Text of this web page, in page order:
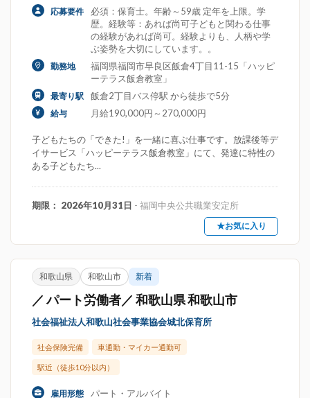
応募要件
必須：保育士。年齢～59歳 定年を上限。学
歴。経験等：あれば尚可子どもと関わる仕事
の経験があれば尚可。経験よりも、人柄や学
ぶ姿勢を大切にしています。。
勤務地
福岡県福岡市早良区飯倉4丁目11-15「ハッピ
ーテラス飯倉教室」
最寄り駅 飯倉2丁目バス停駅 から徒歩で5分
給与 月給190,000円～270,000円
子どもたちの「できた!」を一緒に喜ぶ仕事です。放課後等デ
イサービス「ハッピーテラス飯倉教室」にて、発達に特性の
ある子どもたち...
期限： 2026年10月31日 - 福岡中央公共職業安定所
★お気に入り
和歌山県 和歌山市 新着
／ パート労働者／ 和歌山県 和歌山市
社会福祉法人和歌山社会事業協会城北保育所
社会保険完備 車通勤・マイカー通勤可
駅近（徒歩10分以内）
雇用形態 パート・アルバイト